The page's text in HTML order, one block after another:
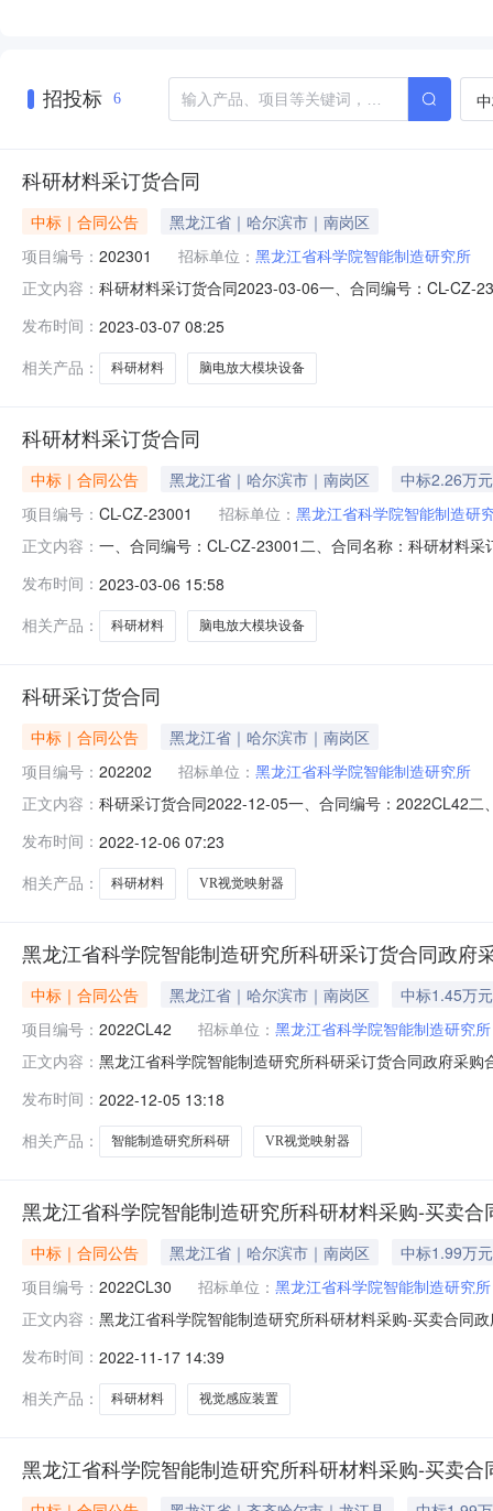
招投标 6
科研材料采订货合同
中标｜合同公告
黑龙江省｜哈尔滨市｜南岗区
项目编号： 202301 招标单位： 黑龙江省科学院智能制造研究所
正文内容： 科研材料采订货合同2023-03-06一、合同编号：CL-CZ-
滨新区联系方式：16645012225六、合同主要信息主要
发布时间： 2023-03-07 08:25
相关产品：
科研材料 脑电放大模块设备
科研材料采订货合同
中标｜合同公告 黑龙江省｜哈尔滨市｜南岗区
中标2.26万元
项目编号： CL-CZ-23001 招标单位： 黑龙江省科学院智能制造研
正文内容： 一、合同编号：CL-CZ-23001二、合同名称：科研材料
六、合同主要信息主要标的名称：脑电放大模块设备规
发布时间： 2023-03-06 15:58
相关产品：
科研材料 脑电放大模块设备
科研采订货合同
中标｜合同公告
黑龙江省｜哈尔滨市｜南岗区
项目编号： 202202 招标单位： 黑龙江省科学院智能制造研究所
正文内容： 科研采订货合同2022-12-05一、合同编号：2022CL42
街东大都会新天地一期A3栋联系方式：16645012225六
发布时间： 2022-12-06 07:23
相关产品：
科研材料 VR视觉映射器
黑龙江省科学院智能制造研究所科研采订货合同政府
中标｜合同公告 黑龙江省｜哈尔滨市｜南岗区
中标1.45万元
项目编号： 2022CL42 招标单位： 黑龙江省科学院智能制造研究所
正文内容： 黑龙江省科学院智能制造研究所科研采订货合同政府采
哈尔滨市利民开发区南京路沈阳大街东大都会新天地一
发布时间： 2022-12-05 13:18
相关产品：
智能制造研究所科研 VR视觉映射器
黑龙江省科学院智能制造研究所科研材料采购-买卖
中标｜合同公告 黑龙江省｜哈尔滨市｜南岗区
中标1.99万元
项目编号： 2022CL30 招标单位： 黑龙江省科学院智能制造研究所
正文内容： 黑龙江省科学院智能制造研究所科研材料采购-买卖合同
司地址：黑龙江省哈尔滨市松北区哈尔滨新区联系方式
发布时间： 2022-11-17 14:39
相关产品：
科研材料 视觉感应装置
黑龙江省科学院智能制造研究所科研材料采购-买卖